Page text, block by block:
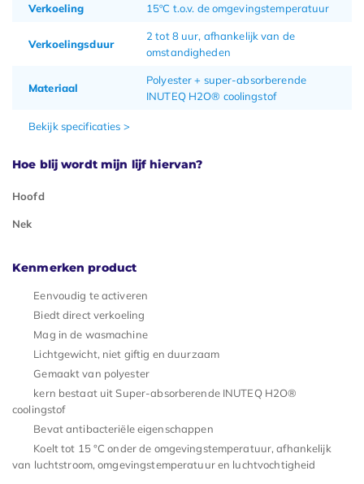
Verkoeling 15ºC t.o.v. de omgevingstemperatuur
Verkoelingsduur
2 tot 8 uur, afhankelijk van de
omstandigheden
Materiaal
Polyester + super-absorberende
INUTEQ H2O® coolingstof
Bekijk specificaties >
Hoe blij wordt mijn lijf hiervan?
Hoofd
Nek
Kenmerken product
Eenvoudig te activeren
Biedt direct verkoeling
Mag in de wasmachine
Lichtgewicht, niet giftig en duurzaam
Gemaakt van polyester
kern bestaat uit Super-absorberende INUTEQ H2O®
coolingstof
Bevat antibacteriële eigenschappen
Koelt tot 15 °C onder de omgevingstemperatuur, afhankelijk
van luchtstroom, omgevingstemperatuur en luchtvochtigheid